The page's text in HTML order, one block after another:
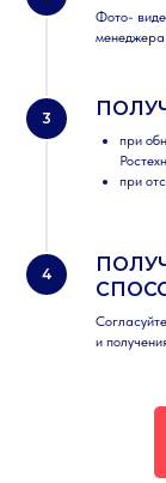
Фото-
менеджера
при
при
и